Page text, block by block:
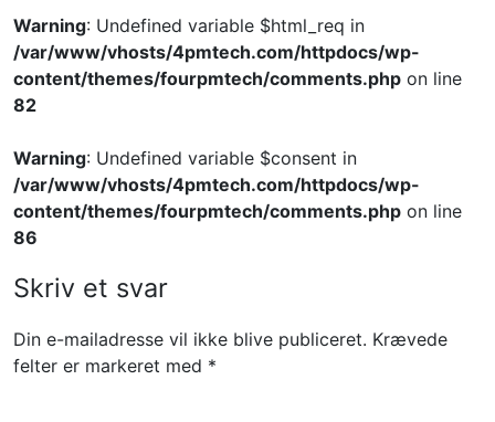
Warning: Undefined variable $html_req in
/var/www/vhosts/4pmtech.com/httpdocs/wp-
content/themes/fourpmtech/comments.php on line
82
Warning: Undefined variable $consent in
/var/www/vhosts/4pmtech.com/httpdocs/wp-
content/themes/fourpmtech/comments.php on line
86
Skriv et svar
Din e-mailadresse vil ikke blive publiceret. Krævede
felter er markeret med *